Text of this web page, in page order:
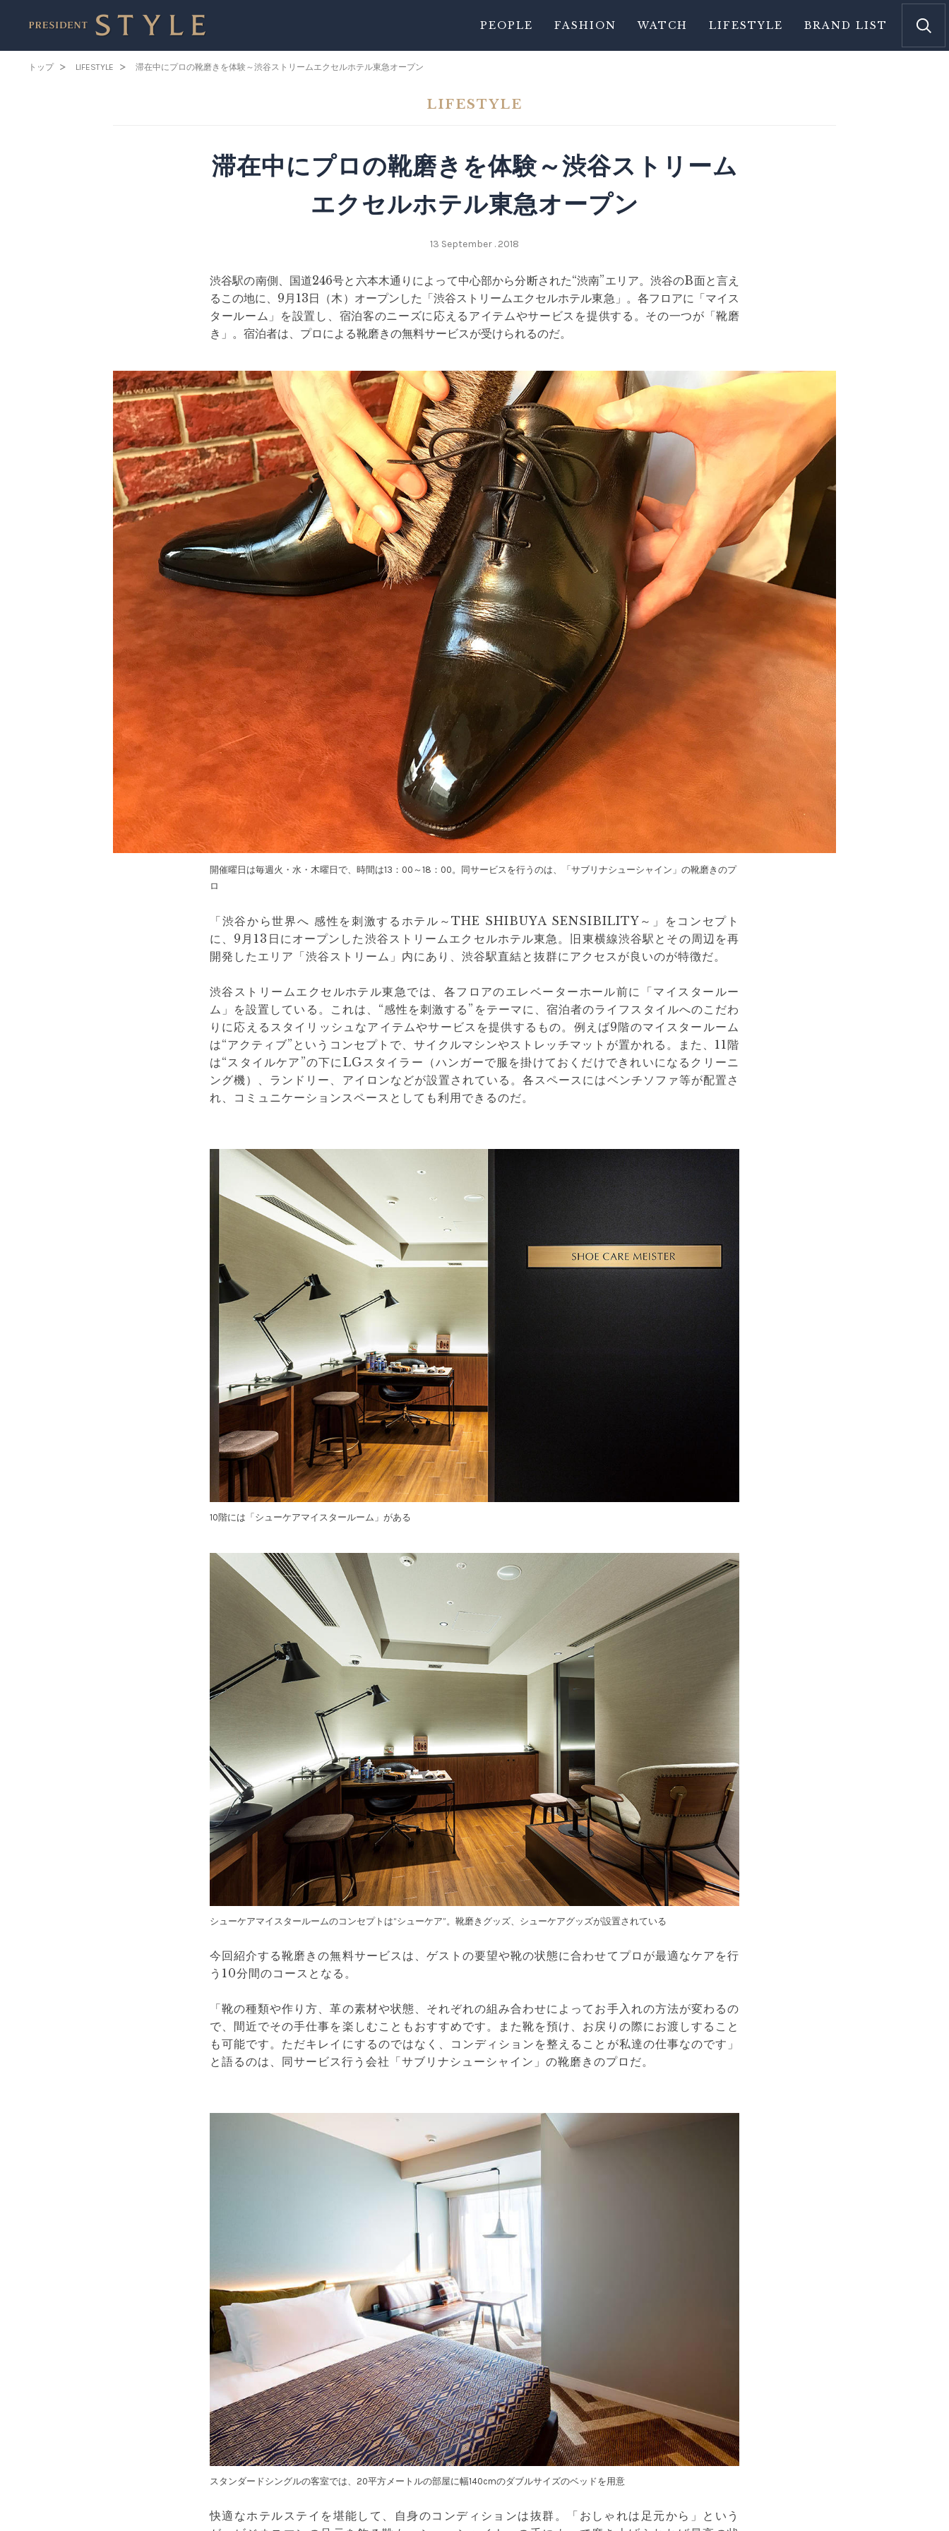
PEOPLE FASHION WATCH LIFESTYLE BRAND LIST
トップ LIFESTYLE 滞在中にプロの靴磨きを体験～渋谷ストリームエクセルホテル東急オープン
LIFESTYLE
滞在中にプロの靴磨きを体験～渋谷ストリーム
エクセルホテル東急オープン
13 September . 2018
渋谷駅の南側、国道246号と六本木通りによって中心部から分断された“渋南”エリア。渋谷のB面と言え
るこの地に、9月13日（木）オープンした「渋谷ストリームエクセルホテル東急」。各フロアに「マイス
タールーム」を設置し、宿泊客のニーズに応えるアイテムやサービスを提供する。その一つが「靴磨
き」。宿泊者は、プロによる靴磨きの無料サービスが受けられるのだ。
開催曜日は毎週火・水・木曜日で、時間は13：00～18：00。同サービスを行うのは、「サブリナシューシャイン」の靴磨きのプ
ロ
「渋谷から世界へ 感性を刺激するホテル～THE SHIBUYA SENSIBILITY～」をコンセプト
に、9月13日にオープンした渋谷ストリームエクセルホテル東急。旧東横線渋谷駅とその周辺を再
開発したエリア「渋谷ストリーム」内にあり、渋谷駅直結と抜群にアクセスが良いのが特徴だ。
渋谷ストリームエクセルホテル東急では、各フロアのエレベーターホール前に「マイスタールー
ム」を設置している。これは、“感性を刺激する”をテーマに、宿泊者のライフスタイルへのこだわ
りに応えるスタイリッシュなアイテムやサービスを提供するもの。例えば9階のマイスタールーム
は“アクティブ”というコンセプトで、サイクルマシンやストレッチマットが置かれる。また、11階
は“スタイルケア”の下にLGスタイラー（ハンガーで服を掛けておくだけできれいになるクリーニ
ング機）、ランドリー、アイロンなどが設置されている。各スペースにはベンチソファ等が配置さ
れ、コミュニケーションスペースとしても利用できるのだ。
10階には「シューケアマイスタールーム」がある
シューケアマイスタールームのコンセプトは“シューケア”。靴磨きグッズ、シューケアグッズが設置されている
今回紹介する靴磨きの無料サービスは、ゲストの要望や靴の状態に合わせてプロが最適なケアを行
う10分間のコースとなる。
「靴の種類や作り方、革の素材や状態、それぞれの組み合わせによってお手入れの方法が変わるの
で、間近でその手仕事を楽しむこともおすすめです。また靴を預け、お戻りの際にお渡しすること
も可能です。ただキレイにするのではなく、コンディションを整えることが私達の仕事なのです」
と語るのは、同サービス行う会社「サブリナシューシャイン」の靴磨きのプロだ。
スタンダードシングルの客室では、20平方メートルの部屋に幅140cmのダブルサイズのベッドを用意
快適なホテルステイを堪能して、自身のコンディションは抜群。「おしゃれは足元から」という